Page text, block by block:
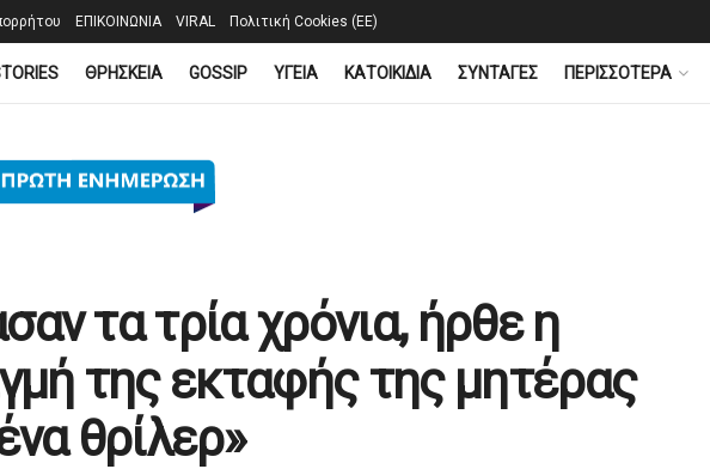
ΕΠΙΚΟΙΝΩΝΙΑ VIRAL Πολιτική Cookies (ΕΕ)
ΘΡΗΣΚΕΙΑ GOSSIP YΓΕΙΑ ΚΑΤΟΙΚΙΔΙΑ ΣΥΝΤΑΓΕΣ ΠΕΡΙΣΣΟΤΕΡΑ
τα τρία χρόνια, ήρθε η
της εκταφής της μητέρας
θρίλερ»